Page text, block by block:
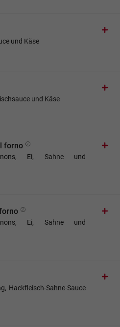
und Käse
und Käse
forno
Ei, Sahne und
Ei, Sahne und
Hackfleisch-Sahne-Sauce